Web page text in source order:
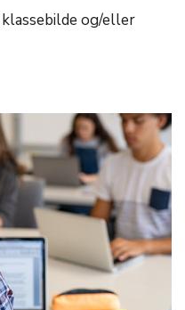
og/eller